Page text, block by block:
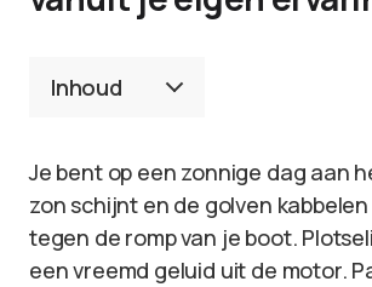
Inhoud
Je bent op een zonnige dag aan
zon schijnt en de golven
tegen de romp van je boot.
een vreemd geluid uit de motor.